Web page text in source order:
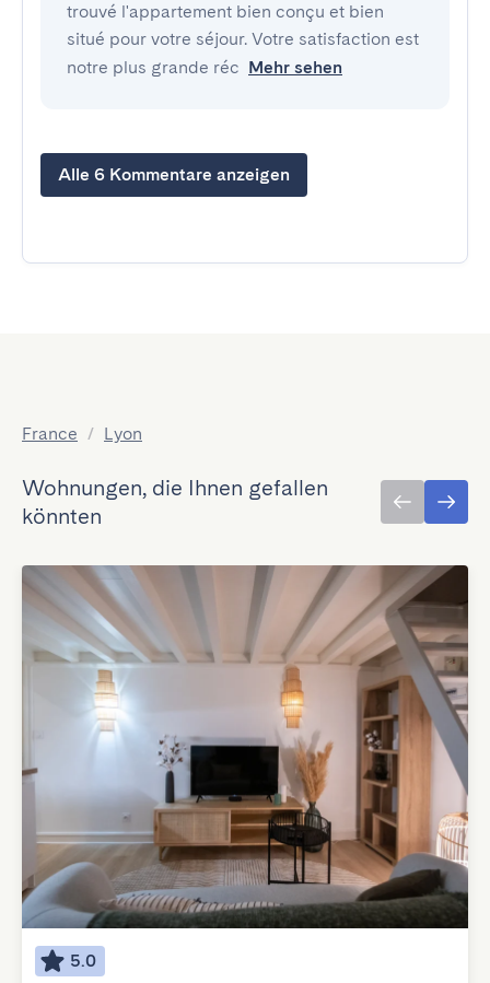
trouvé l'appartement bien conçu et bien
situé pour votre séjour. Votre satisfaction est
notre plus grande réc Mehr sehen
Alle 6 Kommentare anzeigen
France / Lyon
Wohnungen, die Ihnen gefallen
könnten
5.0